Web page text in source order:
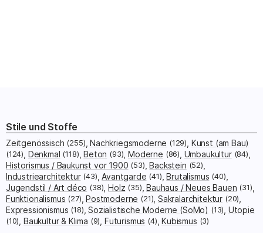
Stile und Stoffe
Zeitgenössisch (255) Nachkriegsmoderne (129) Kunst (am Bau)
(124) Denkmal (118) Beton (93) Moderne (86) Umbaukultur (84)
Historismus / Baukunst vor 1900 (53) Backstein (52)
Industriearchitektur (43) Avantgarde (41) Brutalismus (40)
Jugendstil / Art déco (38) Holz (35) Bauhaus / Neues Bauen (31)
Funktionalismus (27) Postmoderne (21) Sakralarchitektur (20)
Expressionismus (18) Sozialistische Moderne (SoMo) (13) Utopie
(10) Baukultur & Klima (9) Futurismus (4) Kubismus (3)